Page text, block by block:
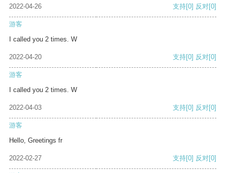
2022-04-26 支持[0] 反对[0]
游客
I called you 2 times. W
2022-04-20 支持[0] 反对[0]
游客
I called you 2 times. W
2022-04-03 支持[0] 反对[0]
游客
Hello, Greetings fr
2022-02-27 支持[0] 反对[0]